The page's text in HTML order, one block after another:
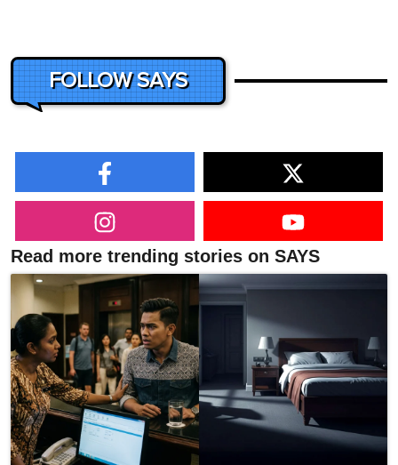
FOLLOW SAYS
Read more trending stories on SAYS